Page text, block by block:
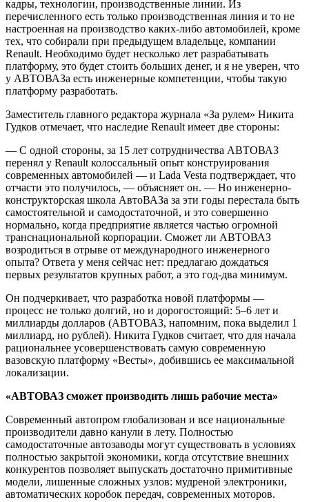
кадры, технологии, производственные линии. Из
перечисленного есть только производственная линия и то не
настроенная на производство каких-либо автомобилей, кроме
тех, что собирали при предыдущем владельце, компании
Renault. Необходимо будет несколько лет разрабатывать
платформу, это будет стоить больших денег, и я не уверен, что
у АВТОВАЗа есть инженерные компетенции, чтобы такую
платформу разработать.
Заместитель главного редактора журнала «За рулем» Никита
Гудков отмечает, что наследие Renault имеет две стороны:
— С одной стороны, за 15 лет сотрудничества АВТОВАЗ
перенял у Renault колоссальный опыт конструирования
современных автомобилей — и Lada Vesta подтверждает, что
отчасти это получилось, — объясняет он. — Но инженерно-
конструкторская школа АвтоВАЗа за эти годы перестала быть
самостоятельной и самодостаточной, и это совершенно
нормально, когда предприятие является частью огромной
транснациональной корпорации. Сможет ли АВТОВАЗ
возродиться в отрыве от международного инженерного
опыта? Ответа у меня сейчас нет: предлагаю дождаться
первых результатов крупных работ, а это год-два минимум.
Он подчеркивает, что разработка новой платформы —
процесс не только долгий, но и дорогостоящий: 5–6 лет и
миллиарды долларов (АВТОВАЗ, напомним, пока выделил 1
миллиард, но рублей). Никита Гудков считает, что для начала
рациональнее усовершенствовать самую современную
вазовскую платформу «Весты», добившись ее максимальной
локализации.
«АВТОВАЗ сможет производить лишь рабочие места»
Современный автопром глобализован и все национальные
производители давно канули в лету. Полностью
самодостаточные автозаводы могут существовать в условиях
полностью закрытой экономики, когда отсутствие внешних
конкурентов позволяет выпускать достаточно примитивные
модели, лишенные сложных узлов: мудреной электроники,
автоматических коробок передач, современных моторов.